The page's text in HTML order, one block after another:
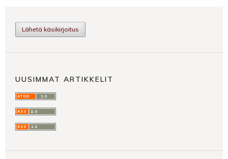
Lähetä käsikirjoitus
UUSIMMAT ARTIKKELIT